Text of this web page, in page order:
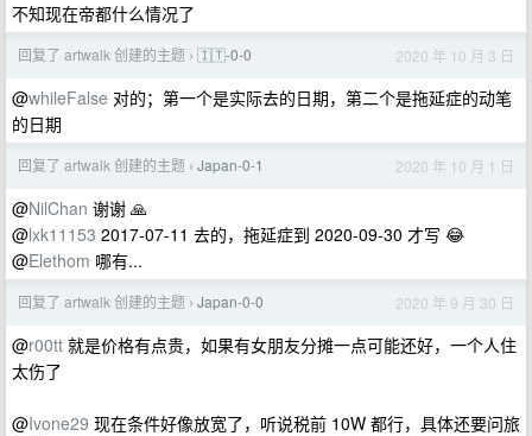
不知现在帝都什么情况了
回复了 artwalk 创建的主题 › 🇮🇹-0-0 2020 年 10 月 3 日
@whileFalse 对的；第一个是实际去的日期，第二个是拖延症的动笔
的日期
回复了 artwalk 创建的主题 › Japan-0-1 2020 年 10 月 1 日
@NilChan 谢谢 🙏
@lxk11153 2017-07-11 去的，拖延症到 2020-09-30 才写 😂
@Elethom 哪有...
回复了 artwalk 创建的主题 › Japan-0-0 2020 年 9 月 30 日
@r00tt 就是价格有点贵，如果有女朋友分摊一点可能还好，一个人住
太伤了
@Ivone29 现在条件好像放宽了，听说税前 10W 都行，具体还要问旅